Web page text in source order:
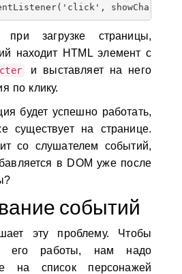
загрузке страницы,
находит HTML элемент с
и выставляет на него
по клику.
будет успешно работать,
существует на странице.
со слушателем событий,
в DOM уже после
событий
эту проблему. Чтобы
его работы, нам надо
на список персонажей